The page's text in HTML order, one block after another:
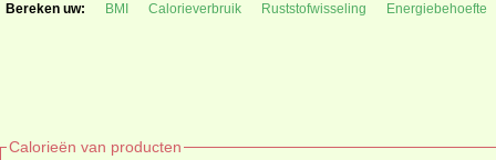
Bereken uw:
BMI Calorieverbruik Ruststofwisseling Energiebehoefte
Calorieën van producten